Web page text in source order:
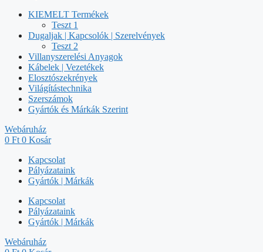
KIEMELT Termékek
Teszt 1
Dugaljak | Kapcsolók | Szerelvények
Teszt 2
Villanyszerelési Anyagok
Kábelek | Vezetékek
Elosztószekrények
Világítástechnika
Szerszámok
Gyártók és Márkák Szerint
Webáruház
0 Ft 0 Kosár
Kapcsolat
Pályázataink
Gyártók | Márkák
Kapcsolat
Pályázataink
Gyártók | Márkák
Webáruház